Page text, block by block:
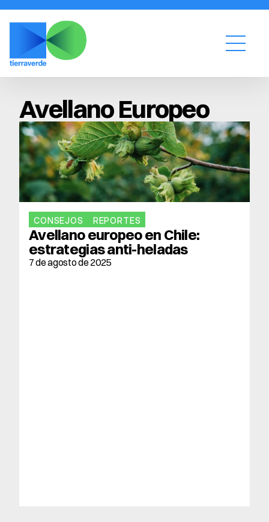
Avellano Europeo
CONSEJOS REPORTES
Avellano europeo en Chile:
estrategias anti-heladas
7 de agosto de 2025